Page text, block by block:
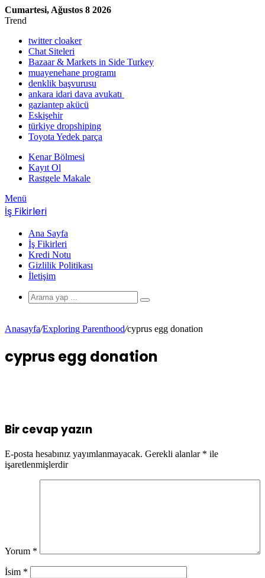
Cumartesi, Ağustos 8 2026
Trend
twitter cloaker
Chat Siteleri
Bazaar & Markets in Side Turkey
muayenehane programı
denklik başvurusu
ankara idari dava avukatı
gaziantep akücü
Eskişehir
türkiye dropshiping
Toyota Yedek parça
Kenar Bölmesi
Kayıt Ol
Rastgele Makale
Menü
İş Fikirleri
Ana Sayfa
İş Fikirleri
Kredi Notu
Gizlilik Politikası
İletişim
Anasayfa/Exploring Parenthood/cyprus egg donation
cyprus egg donation
Bir cevap yazın
E-posta hesabınız yayımlanmayacak. Gerekli alanlar * ile
işaretlenmişlerdir
Yorum *
İsim *